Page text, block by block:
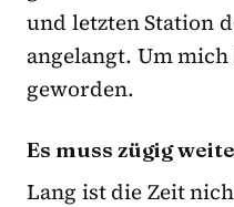
und letzten Station
angelangt. Um
geworden.
Es muss zügig
Lang ist die Zeit